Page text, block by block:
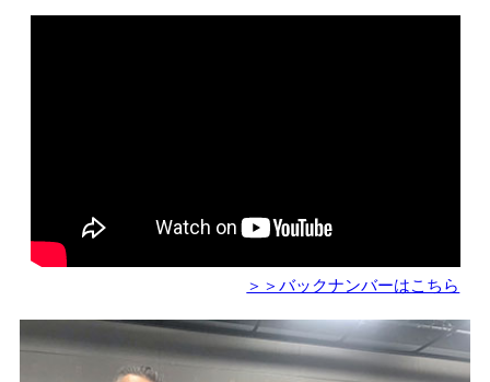
＞＞バックナンバーはこちら